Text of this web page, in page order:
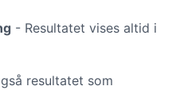
- Resultatet vises altid i
resultatet som